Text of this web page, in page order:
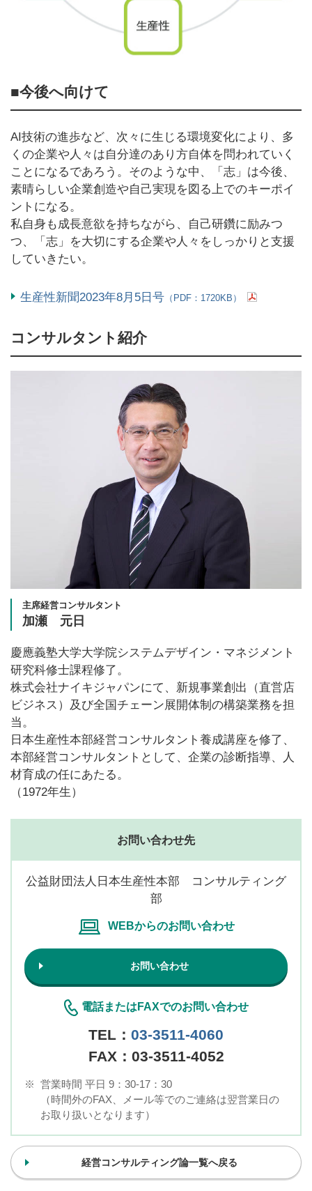
■今後へ向けて
AI技術の進歩など、次々に生じる環境変化により、多
くの企業や人々は自分達のあり方自体を問われていく
ことになるであろう。そのような中、「志」は今後、
素晴らしい企業創造や自己実現を図る上でのキーポイ
ントになる。
私自身も成長意欲を持ちながら、自己研鑽に励みつ
つ、「志」を大切にする企業や人々をしっかりと支援
していきたい。
生産性新聞2023年8月5日号 （PDF：1720KB）
コンサルタント紹介
主席経営コンサルタント
加瀬 元日
慶應義塾大学大学院システムデザイン・マネジメント
研究科修士課程修了。
株式会社ナイキジャパンにて、新規事業創出（直営店
ビジネス）及び全国チェーン展開体制の構築業務を担
当。
日本生産性本部経営コンサルタント養成講座を修了、
本部経営コンサルタントとして、企業の診断指導、人
材育成の任にあたる。
（1972年生）
お問い合わせ先
公益財団法人日本生産性本部 コンサルティング
部
WEBからのお問い合わせ
お問い合わせ
電話またはFAXでのお問い合わせ
TEL： 03-3511-4060
FAX：03-3511-4052
※ 営業時間 平日 9：30-17：30
（時間外のFAX、メール等でのご連絡は翌営業日の
お取り扱いとなります）
経営コンサルティング論一覧へ戻る